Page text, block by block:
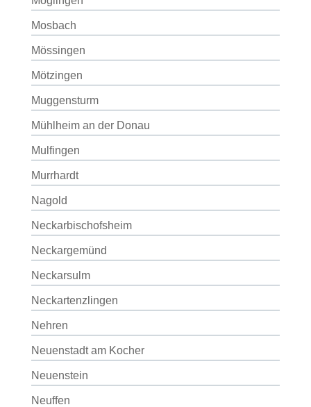
Mosbach
Mössingen
Mötzingen
Muggensturm
Mühlheim an der Donau
Mulfingen
Murrhardt
Nagold
Neckarbischofsheim
Neckargemünd
Neckarsulm
Neckartenzlingen
Nehren
Neuenstadt am Kocher
Neuenstein
Neuffen